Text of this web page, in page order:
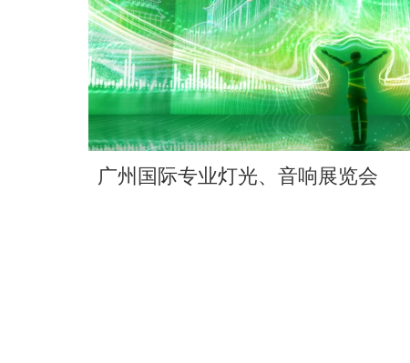
广州国际专业灯光、音响展览会